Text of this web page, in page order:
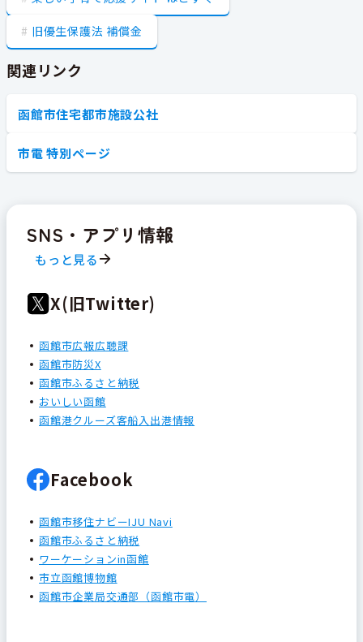
旧優生保護法 補償金
関連リンク
函館市住宅都市施設公社
市電 特別ページ
SNS・アプリ情報
もっと見る
X(旧Twitter)
函館市広報広聴課
函館市防災X
函館市ふるさと納税
おいしい函館
函館港クルーズ客船入出港情報
Facebook
函館市移住ナビーIJU Navi
函館市ふるさと納税
ワーケーションin函館
市立函館博物館
函館市企業局交通部（函館市電）